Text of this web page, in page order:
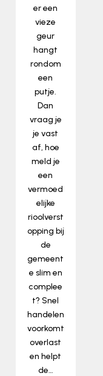
er een
vieze
geur
hangt
rondom
een
putje.
Dan
vraag je
je vast
af, hoe
meld je
een
vermoed
elijke
rioolverst
opping bij
de
gemeent
e slim en
complee
t? Snel
handelen
voorkomt
overlast
en helpt
de…